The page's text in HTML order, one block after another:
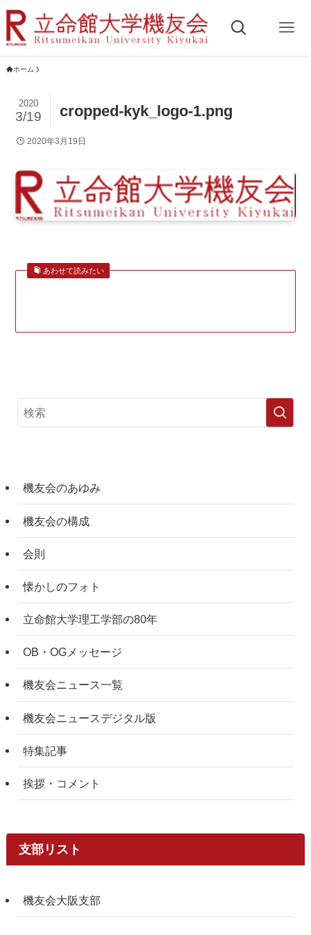
ホーム
cropped-kyk_logo-1.png
2020
3/19
2020年3月19日
あわせて読みたい
機友会のあゆみ
機友会の構成
会則
懐かしのフォト
立命館大学理工学部の80年
OB・OGメッセージ
機友会ニュース一覧
機友会ニュースデジタル版
特集記事
挨拶・コメント
支部リスト
機友会大阪支部